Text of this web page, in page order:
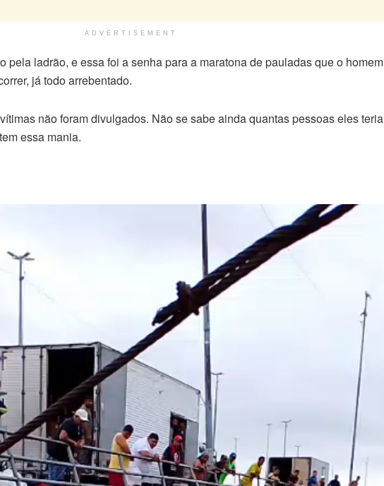
ADVERTISEMENT
pela ladrão, e essa foi a senha para a maratona de pauladas que o homem
já todo arrebentado.
não foram divulgados. Não se sabe ainda quantas pessoas eles teria
essa mania.